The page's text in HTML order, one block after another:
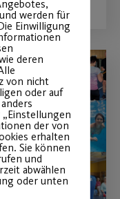
werden für
Einwilligung
deren
von nicht
oder auf
der von
erhalten
Sie können
und
abwählen
oder unten